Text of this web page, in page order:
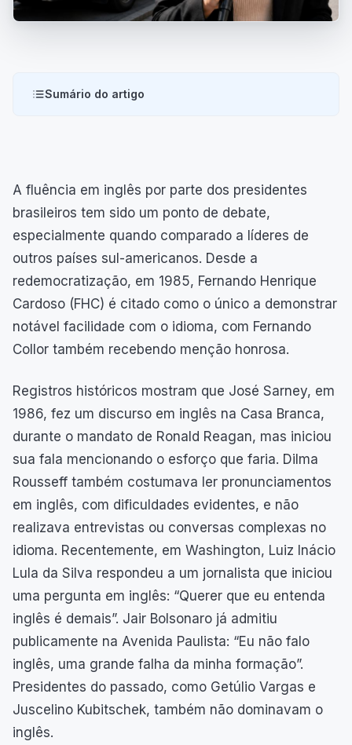
Sumário do artigo
A fluência em inglês por parte dos presidentes
brasileiros tem sido um ponto de debate,
especialmente quando comparado a líderes de
outros países sul-americanos. Desde a
redemocratização, em 1985, Fernando Henrique
Cardoso (FHC) é citado como o único a demonstrar
notável facilidade com o idioma, com Fernando
Collor também recebendo menção honrosa.
Registros históricos mostram que José Sarney, em
1986, fez um discurso em inglês na Casa Branca,
durante o mandato de Ronald Reagan, mas iniciou
sua fala mencionando o esforço que faria. Dilma
Rousseff também costumava ler pronunciamentos
em inglês, com dificuldades evidentes, e não
realizava entrevistas ou conversas complexas no
idioma. Recentemente, em Washington, Luiz Inácio
Lula da Silva respondeu a um jornalista que iniciou
uma pergunta em inglês: “Querer que eu entenda
inglês é demais”. Jair Bolsonaro já admitiu
publicamente na Avenida Paulista: “Eu não falo
inglês, uma grande falha da minha formação”.
Presidentes do passado, como Getúlio Vargas e
Juscelino Kubitschek, também não dominavam o
inglês.